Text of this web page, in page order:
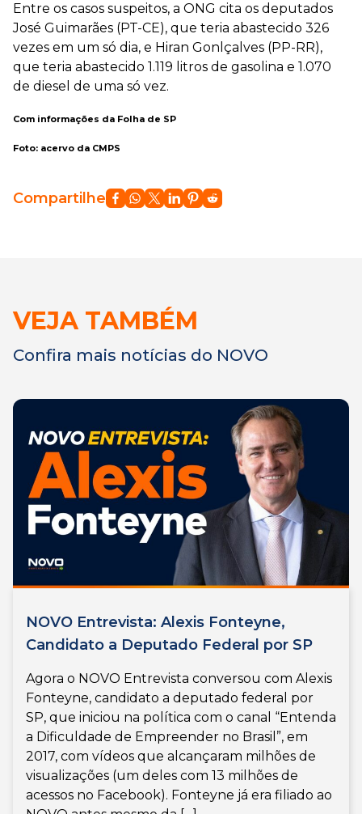
Entre os casos suspeitos, a ONG cita os deputados
José Guimarães (PT-CE), que teria abastecido 326
vezes em um só dia, e Hiran Gonlçalves (PP-RR),
que teria abastecido 1.119 litros de gasolina e 1.070
de diesel de uma só vez.
Com informações da Folha de SP
Foto: acervo da CMPS
Compartilhe
VEJA TAMBÉM
Confira mais notícias do NOVO
NOVO Entrevista: Alexis Fonteyne,
Candidato a Deputado Federal por SP
Agora o NOVO Entrevista conversou com Alexis
Fonteyne, candidato a deputado federal por
SP, que iniciou na política com o canal “Entenda
a Dificuldade de Empreender no Brasil”, em
2017, com vídeos que alcançaram milhões de
visualizações (um deles com 13 milhões de
acessos no Facebook). Fonteyne já era filiado ao